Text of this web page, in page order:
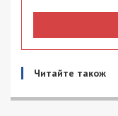
Читайте також